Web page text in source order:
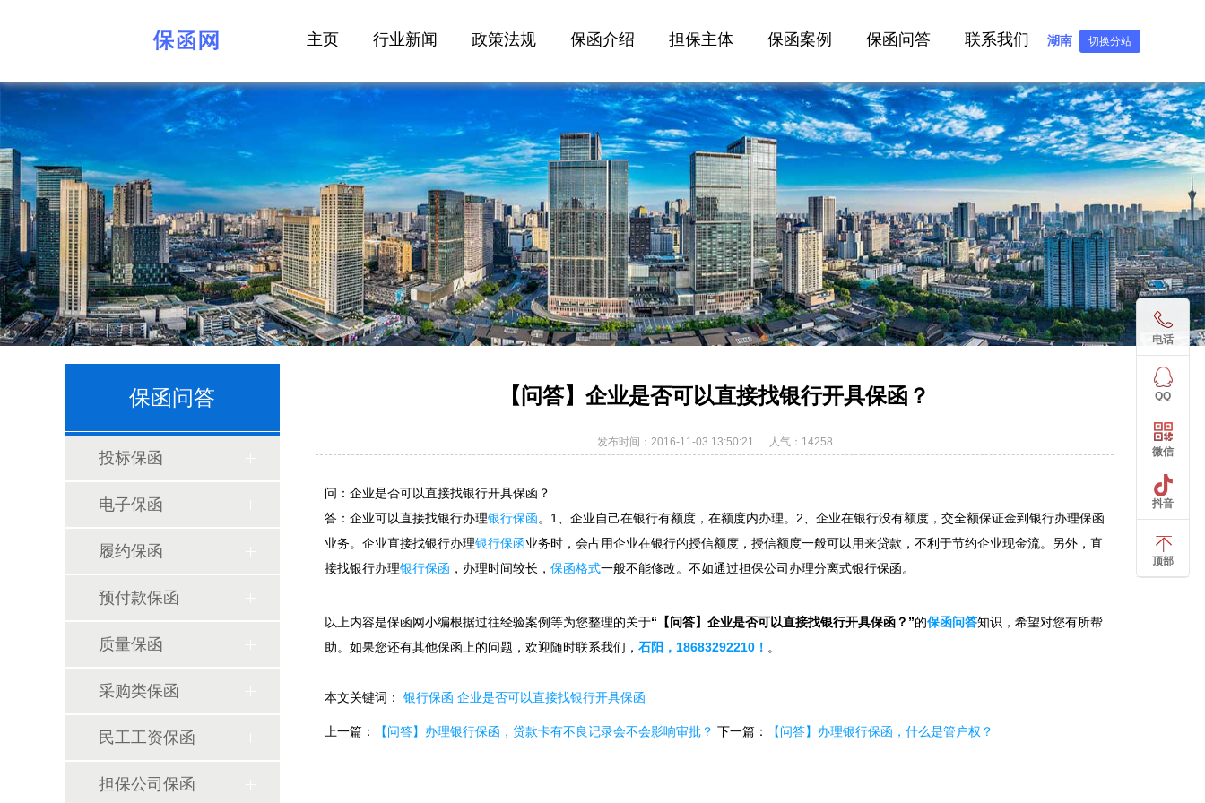
湖南 切换分站
主页 行业新闻 政策法规 保函介绍 担保主体 保函案例 保函问答 联系我们
保函问答
投标保函
电子保函
履约保函
预付款保函
质量保函
采购类保函
民工工资保函
担保公司保函
【问答】企业是否可以直接找银行开具保函？
发布时间：2016-11-03 13:50:21 人气：14258
问：企业是否可以直接找银行开具保函？
答：企业可以直接找银行办理银行保函。1、企业自己在银行有额度，在额度内办理。2、企业在银行没有额度，交全额保证金到银行办理保函
业务。企业直接找银行办理银行保函业务时，会占用企业在银行的授信额度，授信额度一般可以用来贷款，不利于节约企业现金流。另外，直
接找银行办理银行保函 ，办理时间较长， 保函格式一般不能修改。不如通过担保公司办理分离式银行保函。
以上内容是保函网小编根据过往经验案例等为您整理的关于“【问答】企业是否可以直接找银行开具保函？”的保函问答知识，希望对您有所帮
助。如果您还有其他保函上的问题，欢迎随时联系我们， 石阳，18683292210！ 。
本文关键词： 银行保函 企业是否可以直接找银行开具保函
上一篇： 【问答】办理银行保函，贷款卡有不良记录会不会影响审批？ 下一篇： 【问答】办理银行保函，什么是管户权？
电话
QQ
微信
抖音
顶部